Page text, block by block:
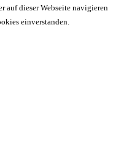
auf dieser Webseite navigieren
einverstanden.